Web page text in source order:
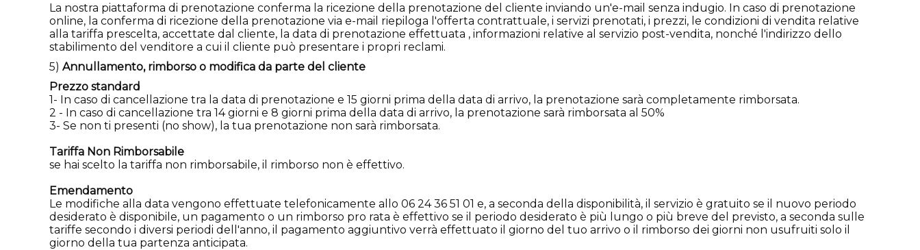
La nostra piattaforma di prenotazione conferma la ricezione della prenotazione del cliente inviando un'e-mail senza indugio. In caso di prenotazione
online, la conferma di ricezione della prenotazione via e-mail riepiloga l'offerta contrattuale, i servizi prenotati, i prezzi, le condizioni di vendita relative
alla tariffa prescelta, accettate dal cliente, la data di prenotazione effettuata , informazioni relative al servizio post-vendita, nonché l'indirizzo dello
stabilimento del venditore a cui il cliente può presentare i propri reclami.
5) Annullamento, rimborso o modifica da parte del cliente
Prezzo standard
1- In caso di cancellazione tra la data di prenotazione e 15 giorni prima della data di arrivo, la prenotazione sarà completamente rimborsata.
2 - In caso di cancellazione tra 14 giorni e 8 giorni prima della data di arrivo, la prenotazione sarà rimborsata al 50%
3- Se non ti presenti (no show), la tua prenotazione non sarà rimborsata.
Tariffa Non Rimborsabile
se hai scelto la tariffa non rimborsabile, il rimborso non è effettivo.
Emendamento
Le modifiche alla data vengono effettuate telefonicamente allo 06 24 36 51 01 e, a seconda della disponibilità, il servizio è gratuito se il nuovo periodo
desiderato è disponibile, un pagamento o un rimborso pro rata è effettivo se il periodo desiderato è più lungo o più breve del previsto, a seconda sulle
tariffe secondo i diversi periodi dell'anno, il pagamento aggiuntivo verrà effettuato il giorno del tuo arrivo o il rimborso dei giorni non usufruiti solo il
giorno della tua partenza anticipata.